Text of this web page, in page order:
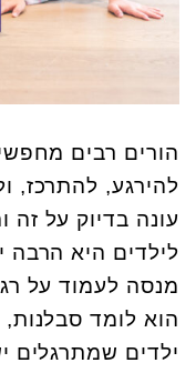
הורים רבים
להירגע, להתרכז,
עונה בדיוק על זה
לילדים היא הרבה
מנסה לעמוד על
הוא לומד סבלנות,
ילדים שמתרגלים